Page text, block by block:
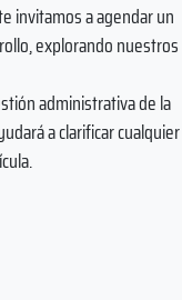
invitamos a agendar un
explorando nuestros
administrativa de la
a clarificar cualquier